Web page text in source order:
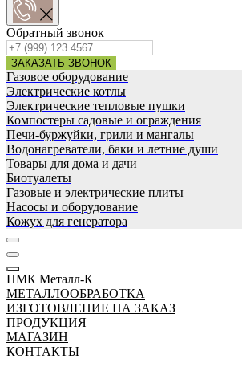
Обратный звонок
ЗАКАЗАТЬ ЗВОНОК
Газовое оборудование
Электрические котлы
Электрические тепловые пушки
Компостеры садовые и ограждения
Печи-буржуйки, грили и мангалы
Водонагреватели, баки и летние души
Товары для дома и дачи
Биотуалеты
Газовые и электрические плиты
Насосы и оборудование
Кожух для генератора
ПМК Металл-К
МЕТАЛЛООБРАБОТКА
ИЗГОТОВЛЕНИЕ НА ЗАКАЗ
ПРОДУКЦИЯ
МАГАЗИН
КОНТАКТЫ